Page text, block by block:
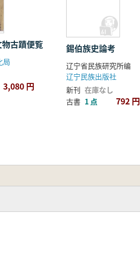
古蹟便覧
局
3,080 円
錫伯族史論考
辽宁省民族研究所编
辽宁民族出版社
新刊 在庫なし
古書 1 点 792 円